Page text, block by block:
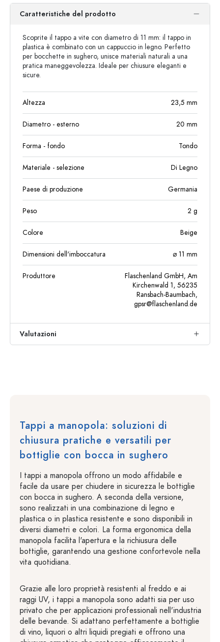
Caratteristiche del prodotto
Scoprite il tappo a vite con diametro di 11 mm: il tappo in
plastica è combinato con un cappuccio in legno. Perfetto
per bocchette in sughero, unisce materiali naturali a una
pratica maneggevolezza. Ideale per chiusure eleganti e
sicure.
Altezza 23,5 mm
Diametro - esterno 20 mm
Forma - fondo Tondo
Materiale - selezione Di Legno
Paese di produzione Germania
Peso 2 g
Colore Beige
Dimensioni dell'imboccatura ⌀ 11 mm
Produttore
Flaschenland GmbH, Am
Kirchenwald 1, 56235
Ransbach-Baumbach,
gpsr@flaschenland.de
Valutazioni
Tappi a manopola: soluzioni di
chiusura pratiche e versatili per
bottiglie con bocca in sughero
I tappi a manopola offrono un modo affidabile e
facile da usare per chiudere in sicurezza le bottiglie
con bocca in sughero. A seconda della versione,
sono realizzati in una combinazione di legno e
plastica o in plastica resistente e sono disponibili in
diversi diametri e colori. La forma ergonomica della
manopola facilita l'apertura e la richiusura delle
bottiglie, garantendo una gestione confortevole nella
vita quotidiana.
Grazie alle loro proprietà resistenti al freddo e ai
raggi UV, i tappi a manopola sono adatti sia per uso
privato che per applicazioni professionali nell'industria
delle bevande. Si adattano perfettamente a bottiglie
di vino, liquori o altri liquidi pregiati e offrono una